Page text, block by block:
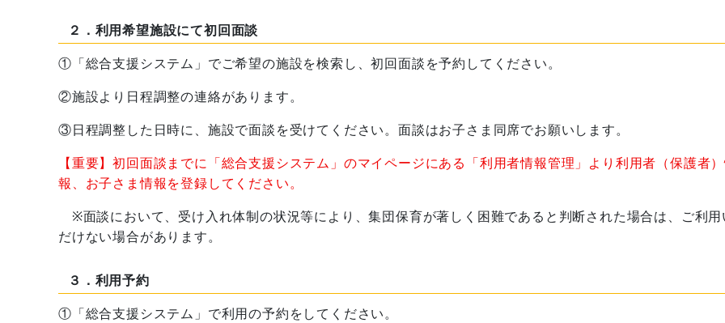
２．利用希望施設にて初回面談
①「総合支援システム」でご希望の施設を検索し、初回面談を予約してください。
②施設より日程調整の連絡があります。
③日程調整した日時に、施設で面談を受けてください。面談はお子さま同席でお願いします。
【重要】初回面談までに「総合支援システム」のマイページにある「利用者情報管理」より利用者（保護者
報、お子さま情報を登録してください。
※面談において、受け入れ体制の状況等により、集団保育が著しく困難であると判断された場合は、ご利
だけない場合があります。
３．利用予約
①「総合支援システム」で利用の予約をしてください。